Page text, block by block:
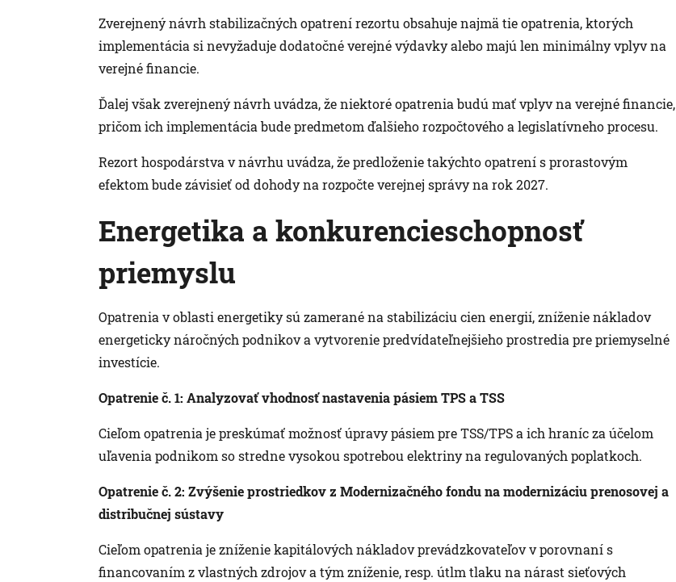
Zverejnený návrh stabilizačných opatrení rezortu obsahuje najmä tie opatrenia, ktorých
implementácia si nevyžaduje dodatočné verejné výdavky alebo majú len minimálny vplyv na
verejné financie.
Ďalej však zverejnený návrh uvádza, že niektoré opatrenia budú mať vplyv na verejné financie,
pričom ich implementácia bude predmetom ďalšieho rozpočtového a legislatívneho procesu.
Rezort hospodárstva v návrhu uvádza, že predloženie takýchto opatrení s prorastovým
efektom bude závisieť od dohody na rozpočte verejnej správy na rok 2027.
Energetika a konkurencieschopnosť
priemyslu
Opatrenia v oblasti energetiky sú zamerané na stabilizáciu cien energií, zníženie nákladov
energeticky náročných podnikov a vytvorenie predvídateľnejšieho prostredia pre priemyselné
investície.
Opatrenie č. 1: Analyzovať vhodnosť nastavenia pásiem TPS a TSS
Cieľom opatrenia je preskúmať možnosť úpravy pásiem pre TSS/TPS a ich hraníc za účelom
uľavenia podnikom so stredne vysokou spotrebou elektriny na regulovaných poplatkoch.
Opatrenie č. 2: Zvýšenie prostriedkov z Modernizačného fondu na modernizáciu prenosovej a
distribučnej sústavy
Cieľom opatrenia je zníženie kapitálových nákladov prevádzkovateľov v porovnaní s
financovaním z vlastných zdrojov a tým zníženie, resp. útlm tlaku na nárast sieťových